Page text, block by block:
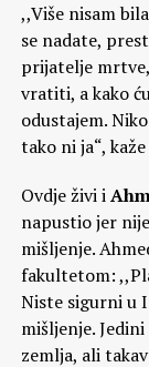
,,Više nisam
se nadate,
prijatelje mrtve,
vratiti, a kako
odustajem.
tako ni ja“,
Ovdje živi i
napustio jer
mišljenje.
fakultetom:
Niste sigurni u
mišljenje.
zemlja, ali